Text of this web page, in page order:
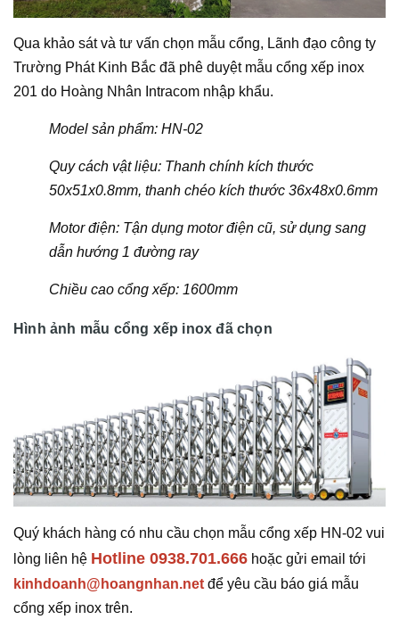
Qua khảo sát và tư vấn chọn mẫu cổng, Lãnh đạo công ty
Trường Phát Kinh Bắc đã phê duyệt mẫu cổng xếp inox
201 do Hoàng Nhân Intracom nhập khẩu.
Model sản phẩm: HN-02
Quy cách vật liệu: Thanh chính kích thước
50x51x0.8mm, thanh chéo kích thước 36x48x0.6mm
Motor điện: Tận dụng motor điện cũ, sử dụng sang
dẫn hướng 1 đường ray
Chiều cao cổng xếp: 1600mm
Hình ảnh mẫu cổng xếp inox đã chọn
Quý khách hàng có nhu cầu chọn mẫu cổng xếp HN-02 vui
lòng liên hệ Hotline 0938.701.666 hoặc gửi email tới
kinhdoanh@hoangnhan.net để yêu cầu báo giá mẫu
cổng xếp inox trên.